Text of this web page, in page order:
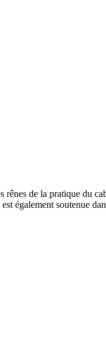
de la pratique du
également soutenue